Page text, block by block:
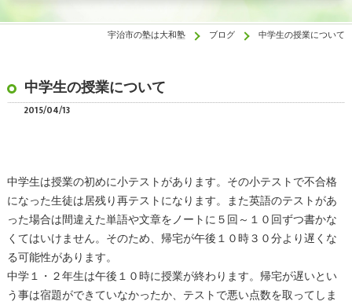
宇治市の塾は大和塾 ブログ 中学生の授業について
中学生の授業について
2015/04/13
中学生は授業の初めに小テストがあります。その小テストで不合格
になった生徒は居残り再テストになります。また英語のテストがあ
った場合は間違えた単語や文章をノートに５回～１０回ずつ書かな
くてはいけません。そのため、 帰宅が午後１０時３０分より遅くな
る可能性があります。
中学１・２年生は午後１０時に授業が終わります。帰宅が遅いとい
う事は宿題ができていなかったか、テストで悪い点数を取ってしま